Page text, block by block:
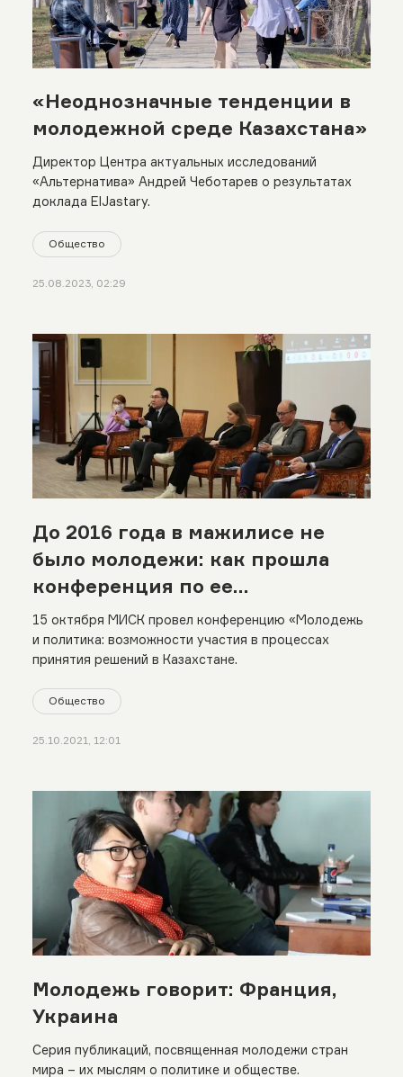
«Неоднозначные тенденции в
молодежной среде Казахстана»
Директор Центра актуальных исследований
«Альтернатива» Андрей Чеботарев о результатах
доклада ElJastary.
Общество
25.08.2023, 02:29
До 2016 года в мажилисе не
было молодежи: как прошла
конференция по ее
политическому участию
15 октября МИСК провел конференцию «Молодежь
и политика: возможности участия в процессах
принятия решений в Казахстане.
Общество
25.10.2021, 12:01
Молодежь говорит: Франция,
Украина
Серия публикаций, посвященная молодежи стран
мира – их мыслям о политике и обществе.